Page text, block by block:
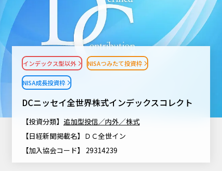
ファンド検索
ファンド比較
決算カレンダー
投資信託新商品のご案内
投資信託償還商品のご案内
マーケット情報TOP
マーケット指数
マーケットレポート
大関 洋の「十字路」
コラム
資産形成ポータル
資産形成ポータルTOP
資産形成サービス
Nダイレクト
Goal Navi
資産形成サポート
サステナビリティ
サステナビリティTOP
サステナビリティ経営
SDGsとは？
トップメッセージ
ニッセイアセットについて
会社情報
最新情報
DCニッセイ全世界株式インデックスコレクト
インデックス型以外 NISAつみたて投資枠
NISA成長投資枠
【投資分類】 追加型投信／内外／株式
【日経新聞掲載名】ＤＣ全世イン
【加入協会コード】 29314239